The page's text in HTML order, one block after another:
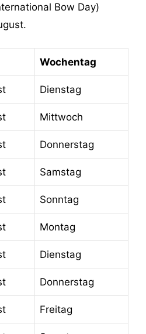
Bow Day)
Wochentag
Dienstag
Mittwoch
Donnerstag
Samstag
Sonntag
Montag
Dienstag
Donnerstag
Freitag